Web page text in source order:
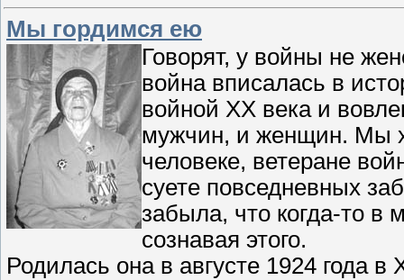
Мы гордимся ею
Говорят, у войны не
война вписалась в
войной ХХ века и
мужчин, и женщин. Мы
человеке, ветеране
суете повседневных
забыла, что когда-то в
сознавая этого.
Родилась она в августе 1924 года